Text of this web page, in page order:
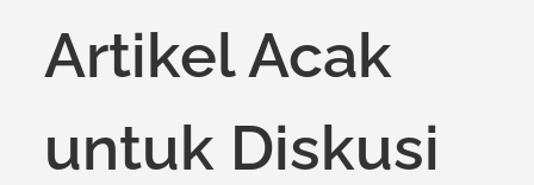
Artikel Acak
untuk Diskusi